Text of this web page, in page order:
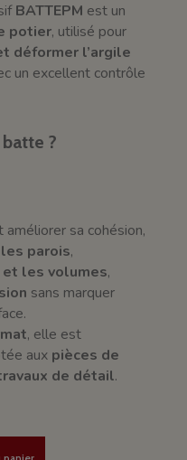
BATTEPM est un
potier, utilisé pour
déformer l’argile
un excellent contrôle
?
améliorer sa cohésion,
parois,
les volumes,
sans marquer
, elle est
aux pièces de
de détail.